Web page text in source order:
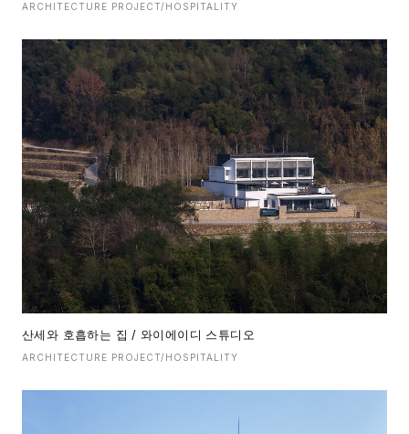
ARCHITECTURE PROJECT/HOSPITALITY
산세와 호흡하는 집 / 와이에이디 스튜디오
ARCHITECTURE PROJECT/HOSPITALITY